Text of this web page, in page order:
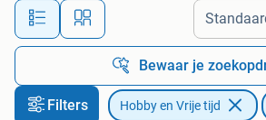
Alle afstanden…
Bewaar je
Filters Hobby en Vrije tijd